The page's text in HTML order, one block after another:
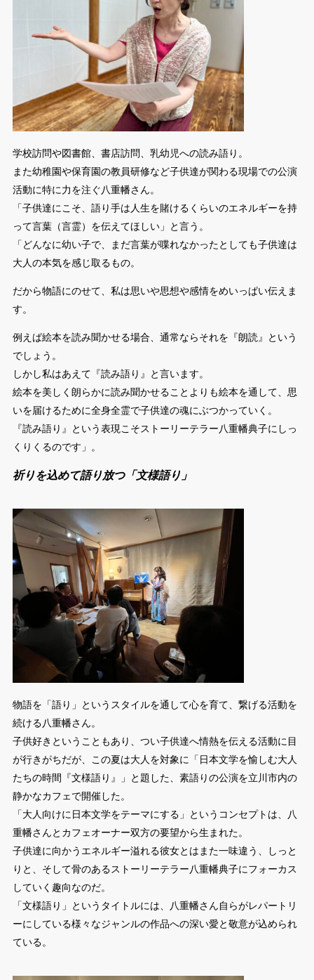
学校訪問や図書館、書店訪問、乳幼児への読み語り。
また幼稚園や保育園の教員研修など子供達が関わる現場での公演
活動に特に力を注ぐ八重幡さん。
「子供達にこそ、語り手は人生を賭けるくらいのエネルギーを持
って言葉（言霊）を伝えてほしい」と言う。
「どんなに幼い子で、まだ言葉が喋れなかったとしても子供達は
大人の本気を感じ取るもの。
だから物語にのせて、私は思いや思想や感情をめいっぱい伝えま
す。
例えば絵本を読み聞かせる場合、通常ならそれを『朗読』という
でしょう。
しかし私はあえて『読み語り』と言います。
絵本を美しく朗らかに読み聞かせることよりも絵本を通して、思
いを届けるために全身全霊で子供達の魂にぶつかっていく。
『読み語り』という表現こそストーリーテラー八重幡典子にしっ
くりくるのです」。
祈りを込めて語り放つ「文様語り」
物語を「語り」というスタイルを通して心を育て、繋げる活動を
続ける八重幡さん。
子供好きということもあり、つい子供達へ情熱を伝える活動に目
が行きがちだが、この夏は大人を対象に「日本文学を愉しむ大人
たちの時間『文様語り』」と題した、素語りの公演を立川市内の
静かなカフェで開催した。
「大人向けに日本文学をテーマにする」というコンセプトは、八
重幡さんとカフェオーナー双方の要望から生まれた。
子供達に向かうエネルギー溢れる彼女とはまた一味違う、しっと
りと、そして骨のあるストーリーテラー八重幡典子にフォーカス
していく趣向なのだ。
「文様語り」というタイトルには、八重幡さん自らがレパートリ
ーにしている様々なジャンルの作品への深い愛と敬意が込められ
ている。